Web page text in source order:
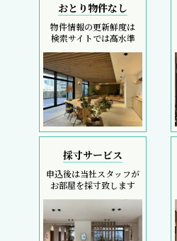
おとり物件なし
物件情報の更新鮮度は
検索サイトでは高水準
採寸サービス
申込後は当社スタッフが
お部屋を採寸致します